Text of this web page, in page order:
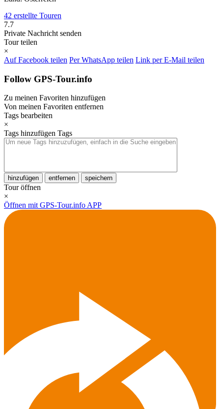
42 erstellte Touren
7.7
Private Nachricht senden
Tour teilen
×
Auf Facebook teilen Per WhatsApp teilen Link per E-Mail teilen
Follow GPS-Tour.info
Zu meinen Favoriten hinzufügen
Von meinen Favoriten entfernen
Tags bearbeiten
×
Tags hinzufügen Tags
hinzufügen entfernen speichern
Tour öffnen
×
Öffnen mit GPS-Tour.info APP